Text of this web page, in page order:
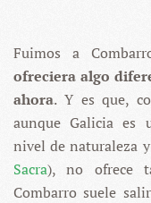
Fuimos a
ofreciera algo
ahora. Y es que,
aunque Galicia es
nivel de naturaleza
Sacra), no ofrece
Combarro suele